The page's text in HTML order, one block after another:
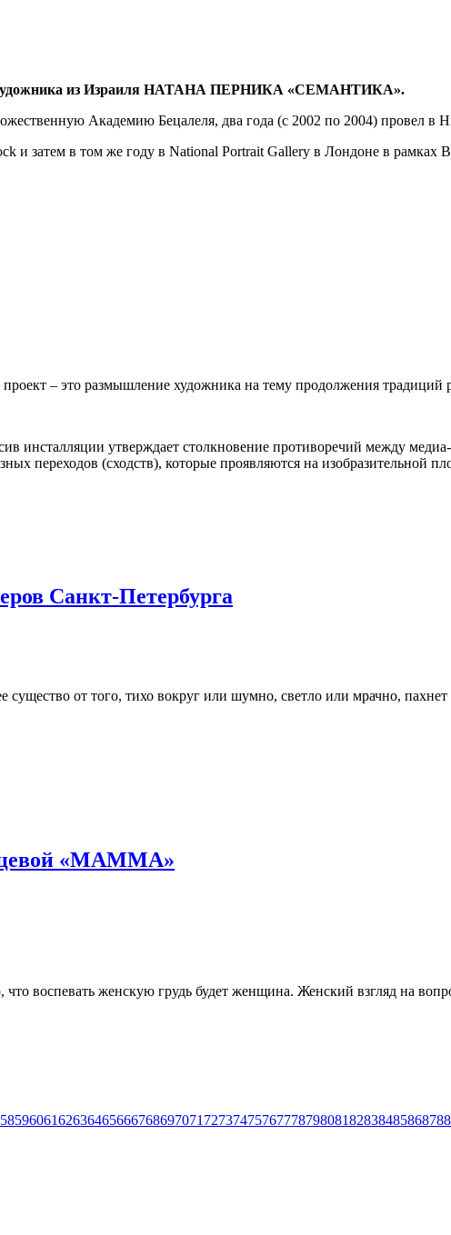
художника из Израиля НАТАНА ПЕРНИКА «СЕМАНТИКА».
Академию Бецалеля, два года (c 2002 по 2004) провел
и затем в том же году в National Portrait Gallery в Лондоне в
– это размышление художника на тему продолжения традиций
инсталляции утверждает столкновение противоречий между
переходов (сходств), которые проявляются на изобразительной
Санкт-Петербурга
от того, тихо вокруг или шумно, светло или мрачно,
«МАММА»
женскую грудь будет женщина. Женский взгляд на
5859606162636465666768697071 7273747576777879808182838485868788